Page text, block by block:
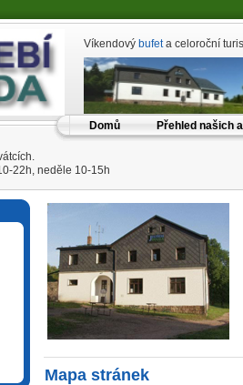
Víkendový bufeta celoroční
Domů Přehled našich
22h, neděle 10-15h
Mapa stránek